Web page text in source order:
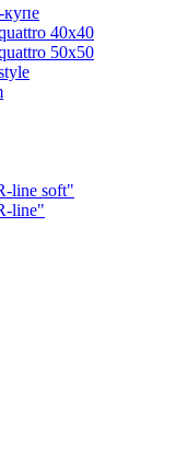
40x40
50x50
line soft"
line"